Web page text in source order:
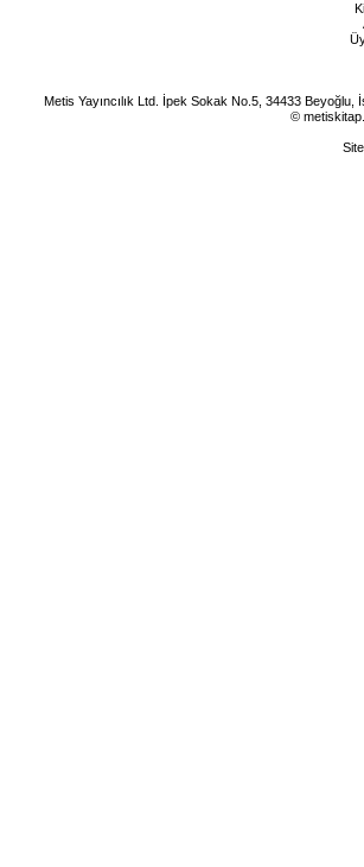
Metis Yayıncılık Ltd. İpek Sokak No.5, 34433
©